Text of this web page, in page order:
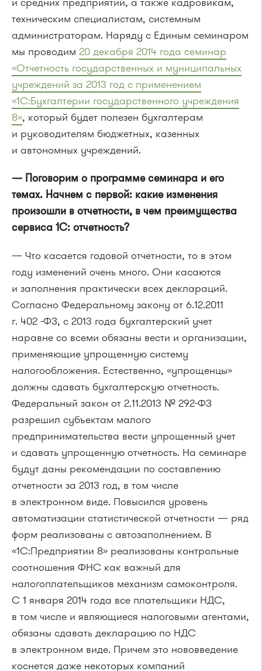
техническим специалистам, системным
администраторам. Наряду с Единым семинаром
мы проводим 20 декабря 2014 года семинар
«Отчетность государственных и муниципальных
учреждений за 2013 год с применением
«1С:Бухгалтерии государственного учреждения
8», который будет полезен бухгалтерам
и руководителям бюджетных, казенных
и автономных учреждений.
— Поговорим о программе семинара и его
темах. Начнем с первой: какие изменения
произошли в отчетности, в чем преимущества
сервиса 1С: отчетность?
— Что касается годовой отчетности, то в этом
году изменений очень много. Они касаются
и заполнения практически всех деклараций.
Согласно Федеральному закону от 6.12.2011
г. 402 -ФЗ, с 2013 года бухгалтерский учет
наравне со всеми обязаны вести и организации,
применяющие упрощенную систему
налогообложения. Естественно, «упрощенцы»
должны сдавать бухгалтерскую отчетность.
Федеральный закон от 2.11.2013 № 292-ФЗ
разрешил субъектам малого
предпринимательства вести упрощенный учет
и сдавать упрощенную отчетность. На семинаре
будут даны рекомендации по составлению
отчетности за 2013 год, в том числе
в электронном виде. Повысился уровень
автоматизации статистической отчетности — ряд
форм реализованы с автозаполнением. В
«1С:Предприятии 8» реализованы контрольные
соотношения ФНС как важный для
налогоплательщиков механизм самоконтроля.
C 1 января 2014 года все плательщики НДС,
в том числе и являющиеся налоговыми агентами,
обязаны сдавать декларацию по НДС
в электронном виде. Причем это нововведение
коснется даже некоторых компаний